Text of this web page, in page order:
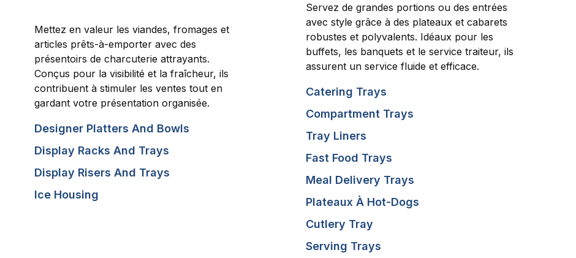
Mettez en valeur les viandes, fromages et
articles prêts-à-emporter avec des
présentoirs de charcuterie attrayants.
Conçus pour la visibilité et la fraîcheur, ils
contribuent à stimuler les ventes tout en
gardant votre présentation organisée.
Designer Platters And Bowls
Display Racks And Trays
Display Risers And Trays
Ice Housing
Servez de grandes portions ou des entrées
avec style grâce à des plateaux et cabarets
robustes et polyvalents. Idéaux pour les
buffets, les banquets et le service traiteur, ils
assurent un service fluide et efficace.
Catering Trays
Compartment Trays
Tray Liners
Fast Food Trays
Meal Delivery Trays
Plateaux À Hot-Dogs
Cutlery Tray
Serving Trays